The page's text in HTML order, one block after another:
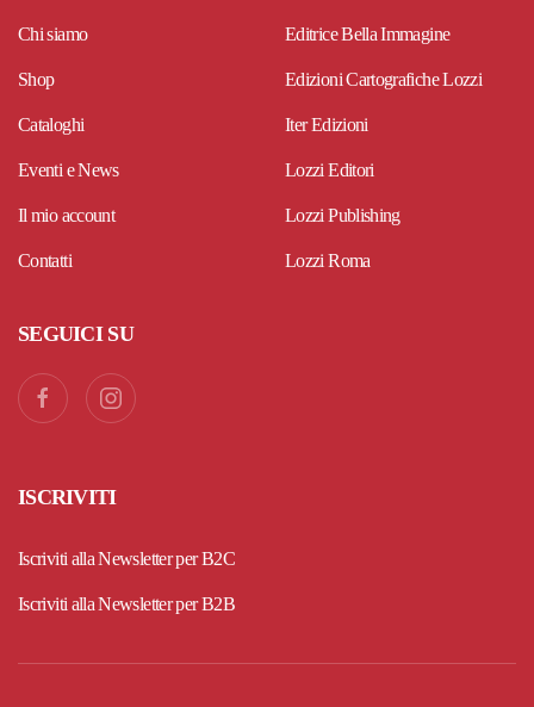
Chi siamo
Shop
Cataloghi
Eventi e News
Il mio account
Contatti
Editrice Bella Immagine
Edizioni Cartografiche Lozzi
Iter Edizioni
Lozzi Editori
Lozzi Publishing
Lozzi Roma
SEGUICI SU
ISCRIVITI
Iscriviti alla Newsletter per B2C
Iscriviti alla Newsletter per B2B